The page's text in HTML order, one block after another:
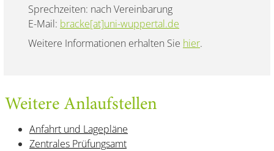
Sprechzeiten: nach Vereinbarung
E-Mail: bracke[at]uni-wuppertal.de
Weitere Informationen erhalten Sie hier.
Weitere Anlaufstellen
Anfahrt und Lagepläne
Zentrales Prüfungsamt